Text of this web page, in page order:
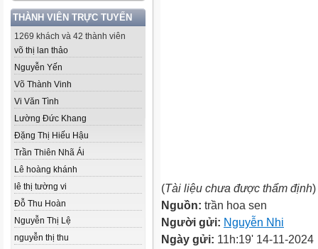
THÀNH VIÊN TRỰC TUYẾN
1269 khách và 42 thành viên
võ thị lan thảo
Nguyễn Yến
Võ Thành Vinh
Vi Văn Tình
Lường Đức Khang
Đặng Thị Hiếu Hậu
Trần Thiên Nhã Ái
Lê hoàng khánh
lê thị tường vi
Đỗ Thu Hoàn
Nguyễn Thị Lệ
nguyễn thị thu
(Tài liệu chưa được thẩm định)
Nguồn: trần hoa sen
Người gửi: Nguyễn Nhi
Ngày gửi: 11h:19' 14-11-2024